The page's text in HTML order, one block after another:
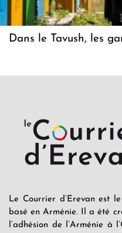
Dans le Tavush, les
Le Courrier d’Erevan est
basé en Arménie. Il a été
l’adhésion de l’Arménie